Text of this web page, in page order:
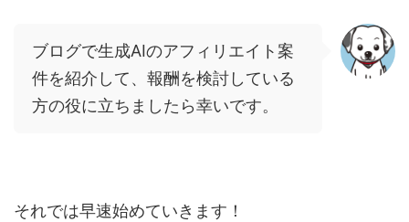
ブログで生成AIのアフィリエイト案
件を紹介して、報酬を検討している
方の役に立ちましたら幸いです。
それでは早速始めていきます！